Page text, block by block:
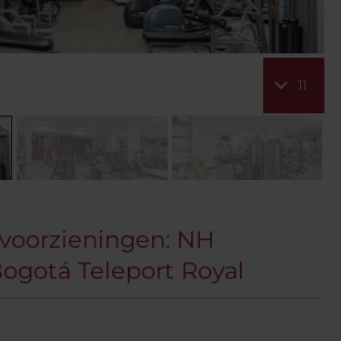
11
NH
Teleport Royal